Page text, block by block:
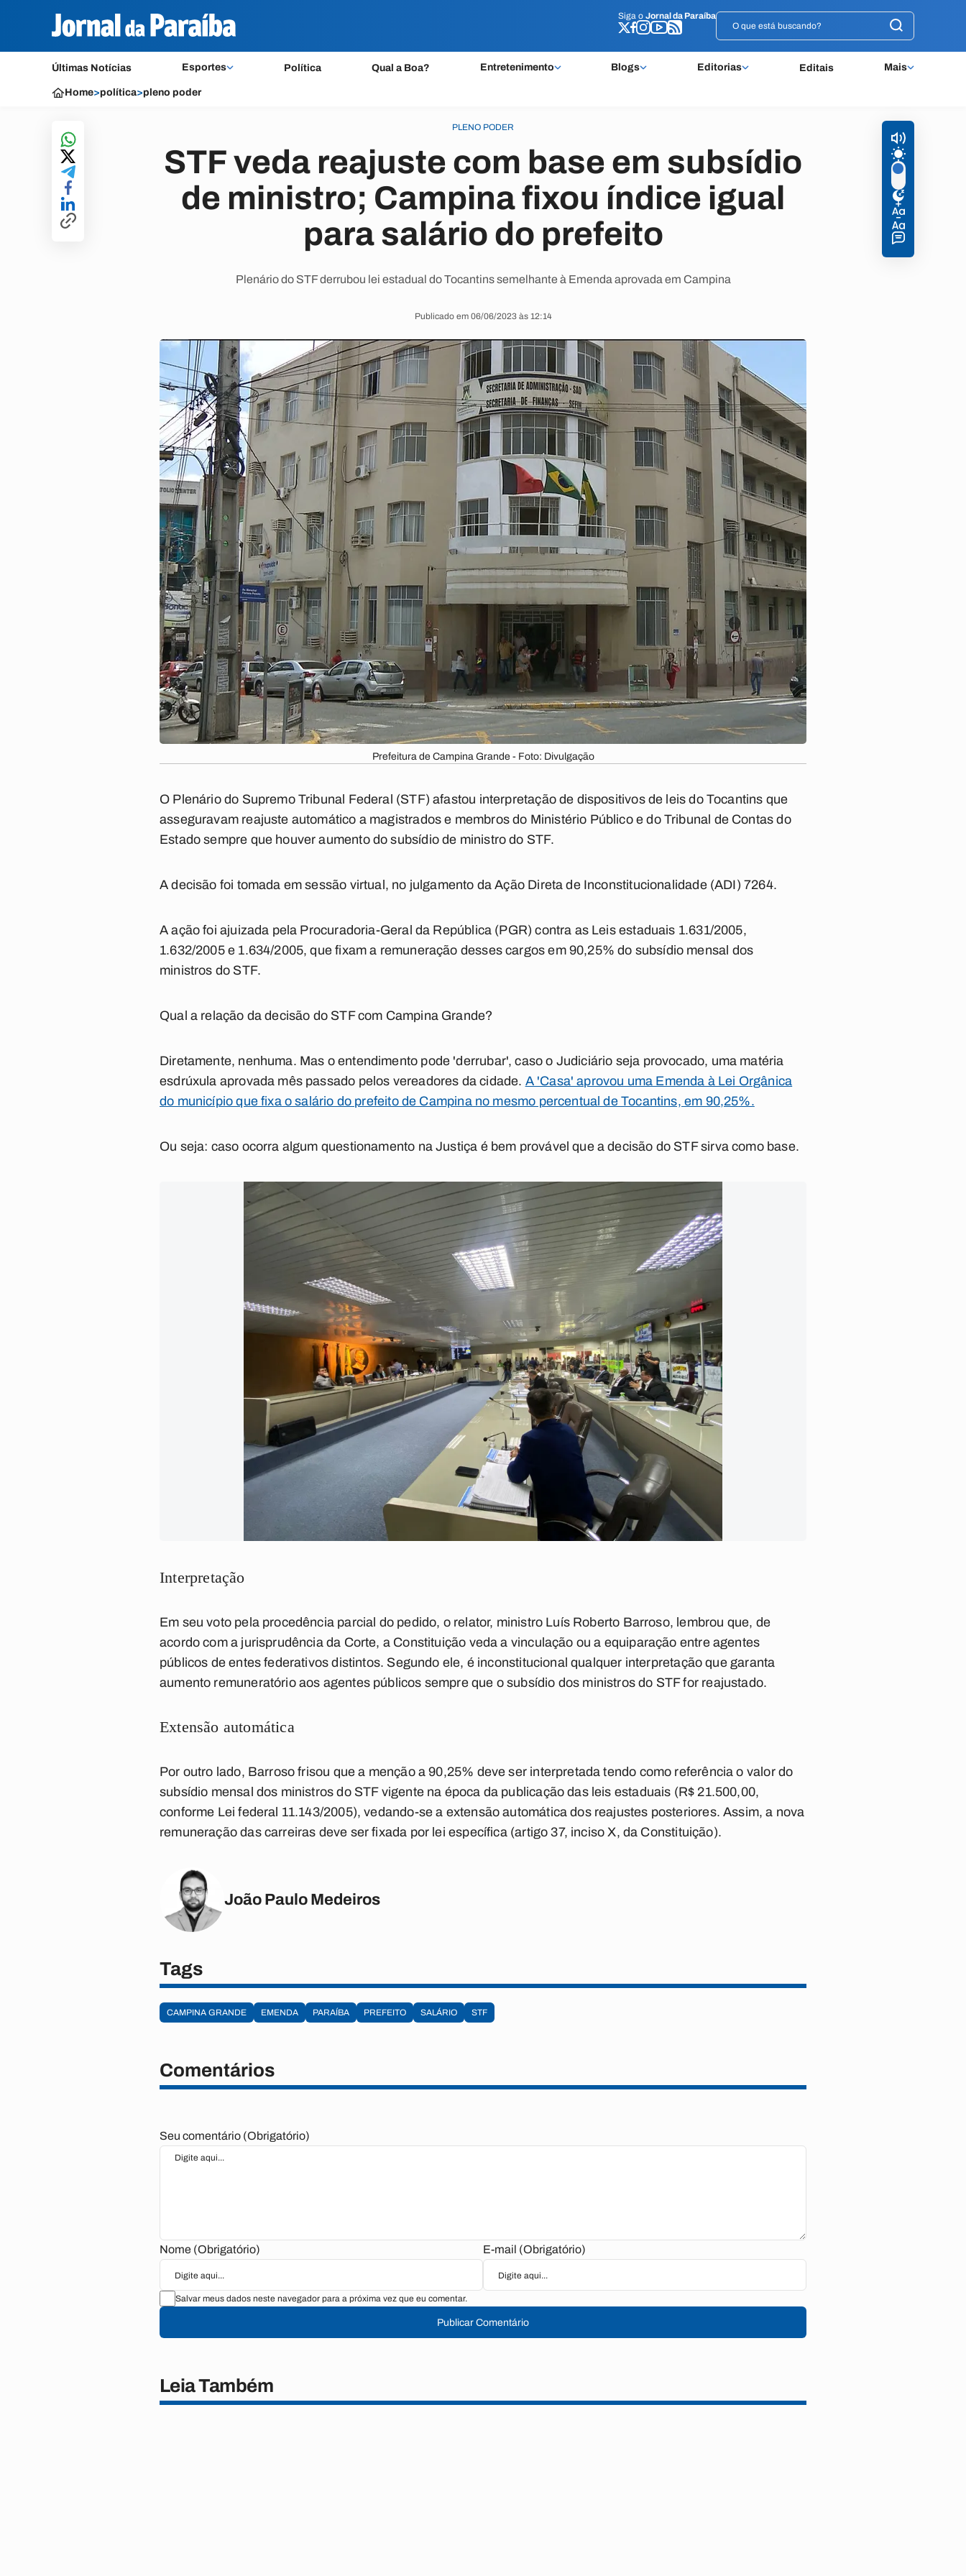
Siga o Jornal da Paraíba
Últimas Notícias Esportes Política Qual a Boa? Entretenimento Blogs Editorias Editais Mais
Siga o Jornal da Paraíba
Home>política>pleno poder
PLENO PODER
STF veda reajuste com base em subsídio
de ministro; Campina fixou índice igual
para salário do prefeito
Plenário do STF derrubou lei estadual do Tocantins semelhante à Emenda aprovada em Campina
Publicado em 06/06/2023 às 12:14
Prefeitura de Campina Grande - Foto: Divulgação
O Plenário do Supremo Tribunal Federal (STF) afastou interpretação de dispositivos de leis do Tocantins que
asseguravam reajuste automático a magistrados e membros do Ministério Público e do Tribunal de Contas do
Estado sempre que houver aumento do subsídio de ministro do STF.
A decisão foi tomada em sessão virtual, no julgamento da Ação Direta de Inconstitucionalidade (ADI) 7264.
A ação foi ajuizada pela Procuradoria-Geral da República (PGR) contra as Leis estaduais 1.631/2005,
1.632/2005 e 1.634/2005, que fixam a remuneração desses cargos em 90,25% do subsídio mensal dos
ministros do STF.
Qual a relação da decisão do STF com Campina Grande?
Diretamente, nenhuma. Mas o entendimento pode 'derrubar', caso o Judiciário seja provocado, uma matéria
esdrúxula aprovada mês passado pelos vereadores da cidade. A 'Casa' aprovou uma Emenda à Lei Orgânica
do município que fixa o salário do prefeito de Campina no mesmo percentual de Tocantins, em 90,25%.
Ou seja: caso ocorra algum questionamento na Justiça é bem provável que a decisão do STF sirva como base.
Interpretação
Em seu voto pela procedência parcial do pedido, o relator, ministro Luís Roberto Barroso, lembrou que, de
acordo com a jurisprudência da Corte, a Constituição veda a vinculação ou a equiparação entre agentes
públicos de entes federativos distintos. Segundo ele, é inconstitucional qualquer interpretação que garanta
aumento remuneratório aos agentes públicos sempre que o subsídio dos ministros do STF for reajustado.
Extensão automática
Por outro lado, Barroso frisou que a menção a 90,25% deve ser interpretada tendo como referência o valor do
subsídio mensal dos ministros do STF vigente na época da publicação das leis estaduais (R$ 21.500,00,
conforme Lei federal 11.143/2005), vedando-se a extensão automática dos reajustes posteriores. Assim, a nova
remuneração das carreiras deve ser fixada por lei específica (artigo 37, inciso X, da Constituição).
João Paulo Medeiros
Tags
CAMPINA GRANDE EMENDA PARAÍBA PREFEITO SALÁRIO STF
Comentários
Seu comentário (Obrigatório)
Nome (Obrigatório) E-mail (Obrigatório)
Salvar meus dados neste navegador para a próxima vez que eu comentar.
Publicar Comentário
Leia Também